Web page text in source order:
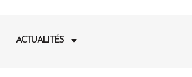
ACTUALITÉS